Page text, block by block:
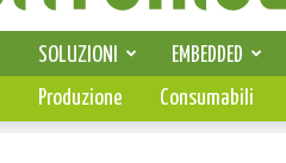
SOLUZIONI EMBEDDED
Produzione Consumabili